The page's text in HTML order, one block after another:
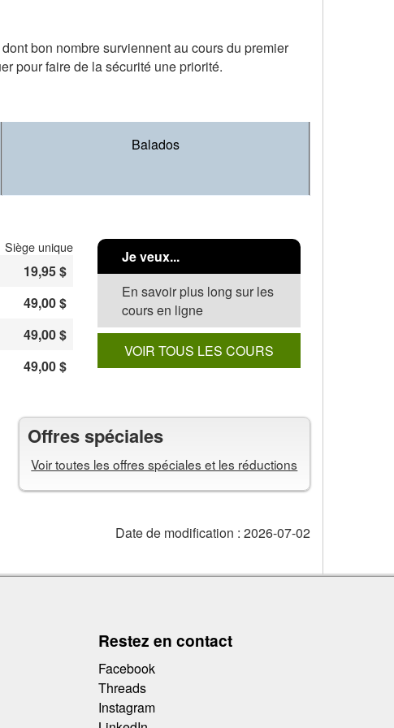
bon nombre surviennent au cours du premier
pour faire de la sécurité une priorité.
Balados
Siège unique
19,95 $
49,00 $
49,00 $
49,00 $
Je veux...
En savoir plus long sur les
cours en ligne
VOIR TOUS LES COURS
Offres spéciales
Voir toutes les offres spéciales et les réductions
Date de modification : 2026-07-02
Restez en contact
Facebook
Threads
Instagram